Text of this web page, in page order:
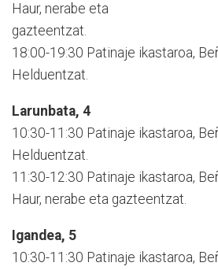
Haur, nerabe eta
gazteentzat.
18:00-19:30 Patinaje ikastaroa,
Helduentzat.
Larunbata, 4
10:30-11:30 Patinaje ikastaroa,
Helduentzat.
11:30-12:30 Patinaje ikastaroa,
Haur, nerabe eta gazteentzat.
Igandea, 5
10:30-11:30 Patinaje ikastaroa,